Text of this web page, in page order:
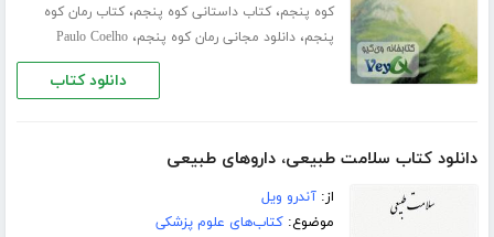
کوه پنجم،کتاب داستانی کوه پنجم،کتاب رمان کوه
پنجم،دانلود مجانی رمان کوه پنجم،Paulo Coelho
دانلود کتاب
دانلود کتاب سلامت طبیعی، داروهای طبیعی
از:آندرو ویل
موضوع:کتاب‌های علوم پزشکی